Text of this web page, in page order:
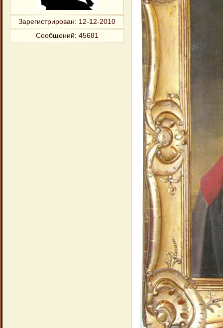
Зарегистрирован: 12-12-2010
Сообщений: 45681